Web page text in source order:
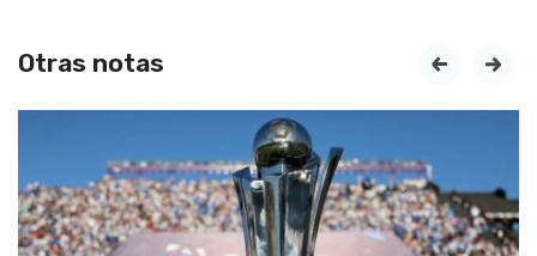
Otras notas prev next